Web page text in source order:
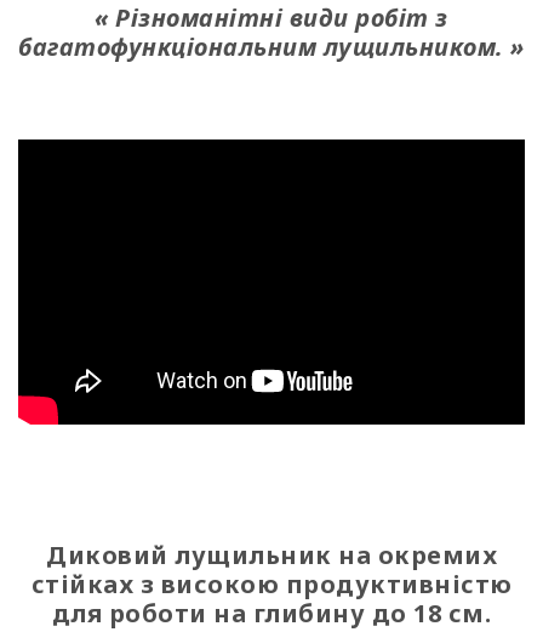
Різноманітні види робіт з
багатофункціональним лущильником.
Диковий лущильник на окремих
стійках з високою продуктивністю
для роботи на глибину до 18 см.